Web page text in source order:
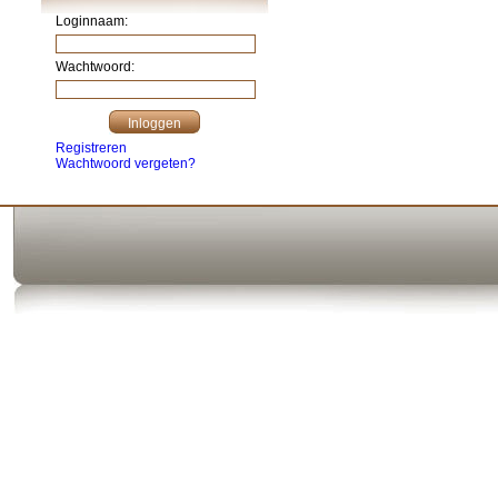
Loginnaam:
Wachtwoord:
Registreren
Wachtwoord vergeten?